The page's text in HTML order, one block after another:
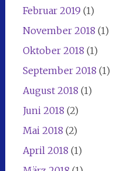
Februar 2019 (1)
November 2018 (1)
Oktober 2018 (1)
September 2018 (1)
August 2018 (1)
Juni 2018 (2)
Mai 2018 (2)
April 2018 (1)